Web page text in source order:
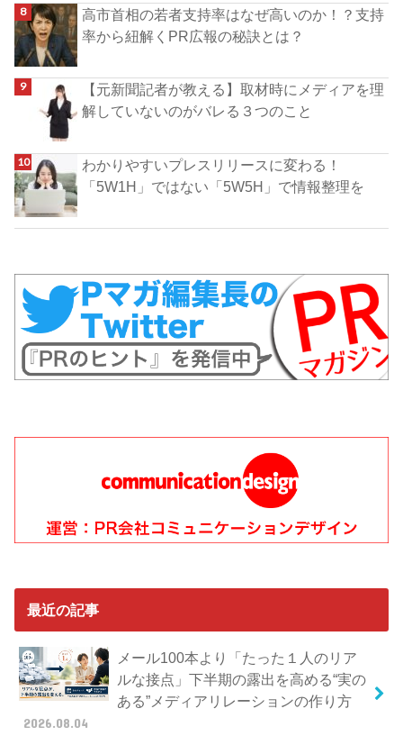
高市首相の若者支持率はなぜ高いのか！？支持
率から紐解くPR広報の秘訣とは？
【元新聞記者が教える】取材時にメディアを理
解していないのがバレる３つのこと
わかりやすいプレスリリースに変わる！
「5W1H」ではない「5W5H」で情報整理を
最近の記事
メール100本より「たった１人のリア
ルな接点」下半期の露出を高める“実の
ある”メディアリレーションの作り方
2026.08.04